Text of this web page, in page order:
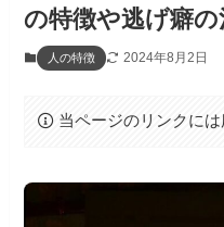
の特徴や逃げ癖の
人の特徴 2024年8月2日
当ページのリンクには